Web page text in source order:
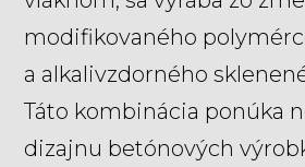
modifikovaného
a alkalivzdorného
Táto kombinácia ponúka
dizajnu betónových